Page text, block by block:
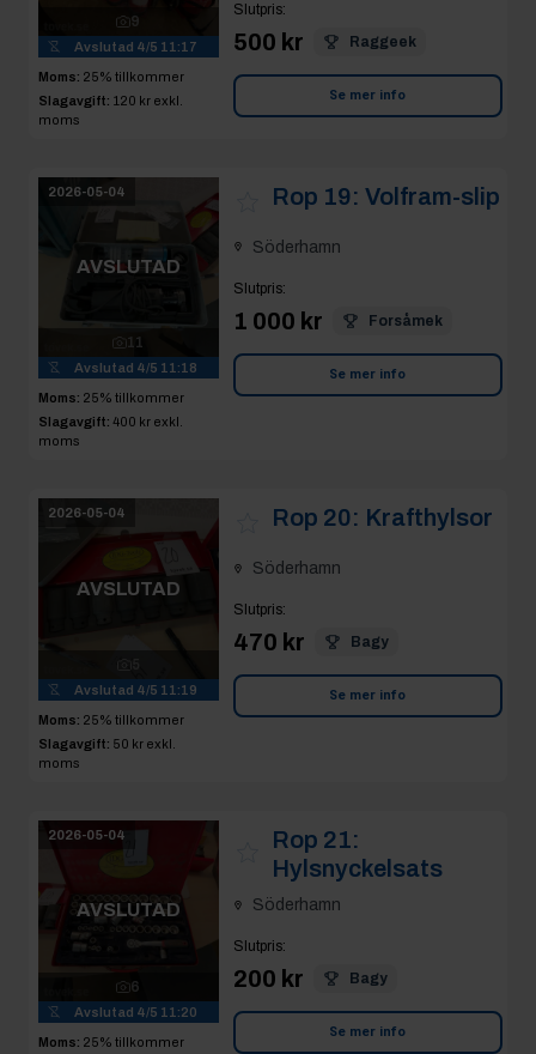
9
Avslutad 4/5 11:17
Moms: 25% tillkommer
Slagavgift: 120 kr exkl.
moms
Slutpris:
500 kr Raggeek
Se mer info
2026-05-04
AVSLUTAD
11
Avslutad 4/5 11:18
Moms: 25% tillkommer
Slagavgift: 400 kr exkl.
moms
Rop 19: Volfram-slip
Söderhamn
Slutpris:
1 000 kr Forsåmek
Se mer info
2026-05-04
AVSLUTAD
Avslutad 4/5 11:19
Moms: 25% tillkommer
Slagavgift: 50 kr exkl.
moms
Rop 20: Krafthylsor
Söderhamn
Slutpris:
470 kr Bagy
Se mer info
2026-05-04
AVSLUTAD
6
Avslutad 4/5 11:20
Moms: 25% tillkommer
Rop 21:
Hylsnyckelsats
Söderhamn
Slutpris:
200 kr Bagy
Se mer info